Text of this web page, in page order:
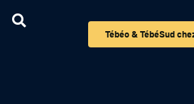
Tébéo & TébéSud